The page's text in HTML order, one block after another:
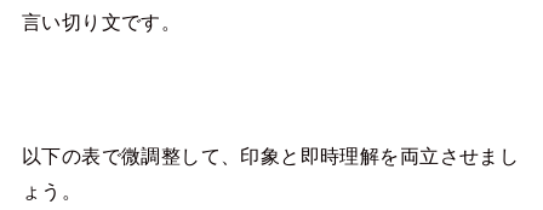
言い切り文です。
以下の表で微調整して、印象と即時理解を両立させまし
ょう。